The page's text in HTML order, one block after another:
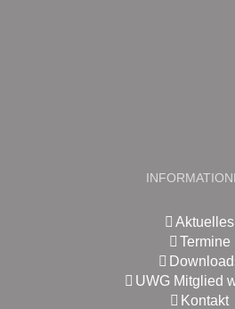
Aktuelles
Termine
UWG Mitglied
Kontakt